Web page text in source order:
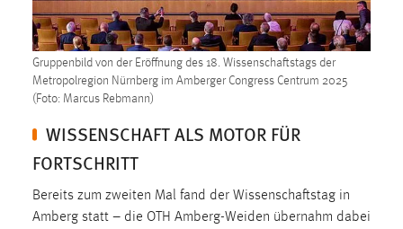
Gruppenbild von der Eröffnung des 18. Wissenschaftstags der
Metropolregion Nürnberg im Amberger Congress Centrum 2025
(Foto: Marcus Rebmann)
WISSENSCHAFT ALS MOTOR FÜR
FORTSCHRITT
Bereits zum zweiten Mal fand der Wissenschaftstag in
Amberg statt – die OTH Amberg-Weiden übernahm dabei
1 Jahr
Performance
Name:
Zweck:
gespeichert, ob man eingeloggt ist.